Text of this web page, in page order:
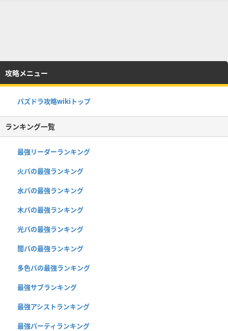
攻略メニュー
パズドラ攻略wikiトップ
ランキング一覧
最強リーダーランキング
火パの最強ランキング
水パの最強ランキング
木パの最強ランキング
光パの最強ランキング
闇パの最強ランキング
多色パの最強ランキング
最強サブランキング
最強アシストランキング
最強パーティランキング